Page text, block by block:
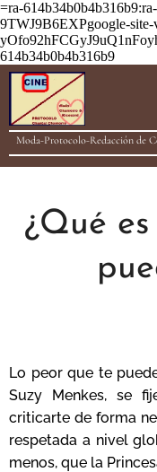
=ra-
9TWJ9B6EXPgoogle-
614b34b0b4b316b9
Moda-Protocolo-Redacción de
¿Qué
Lo peor que te
Suzy Menkes, se
criticarte de forma
respetada a nivel
menos, que la